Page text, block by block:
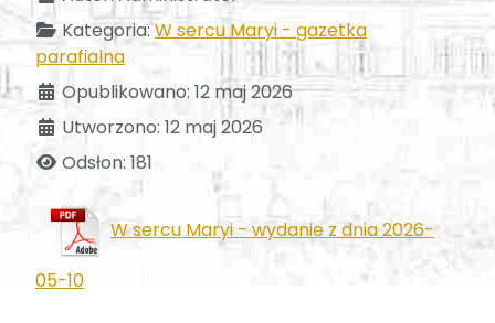
Kategoria:W sercu Maryi - gazetka
parafialna
Opublikowano: 12 maj 2026
Utworzono: 12 maj 2026
Odsłon: 181
W sercu Maryi - wydanie z dnia 2026-
05-10